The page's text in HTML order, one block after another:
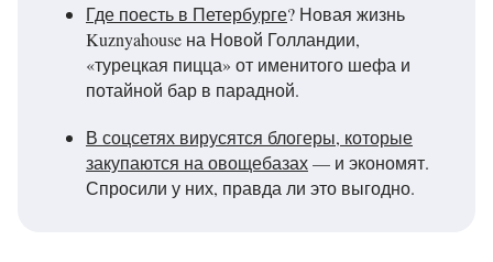
Где поесть в Петербурге? Новая жизнь
Kuznyahouse на Новой Голландии,
«турецкая пицца» от именитого шефа и
потайной бар в парадной.
В соцсетях вирусятся блогеры, которые
закупаются на овощебазах— и экономят.
Спросили у них, правда ли это выгодно.